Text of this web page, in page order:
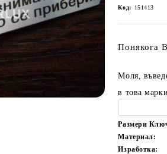
Код: 151413
Понякога
Моля,
в това
Размери
Материал:
Изработка: